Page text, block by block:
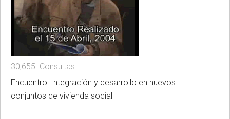
30,655 Consultas
Encuentro: Integración y desarrollo en nuevos
conjuntos de vivienda social